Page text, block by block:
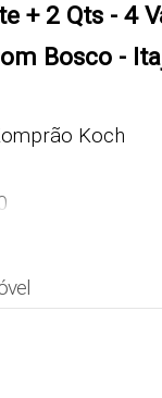
+ 2 Qts - 4
Bosco -
Koch